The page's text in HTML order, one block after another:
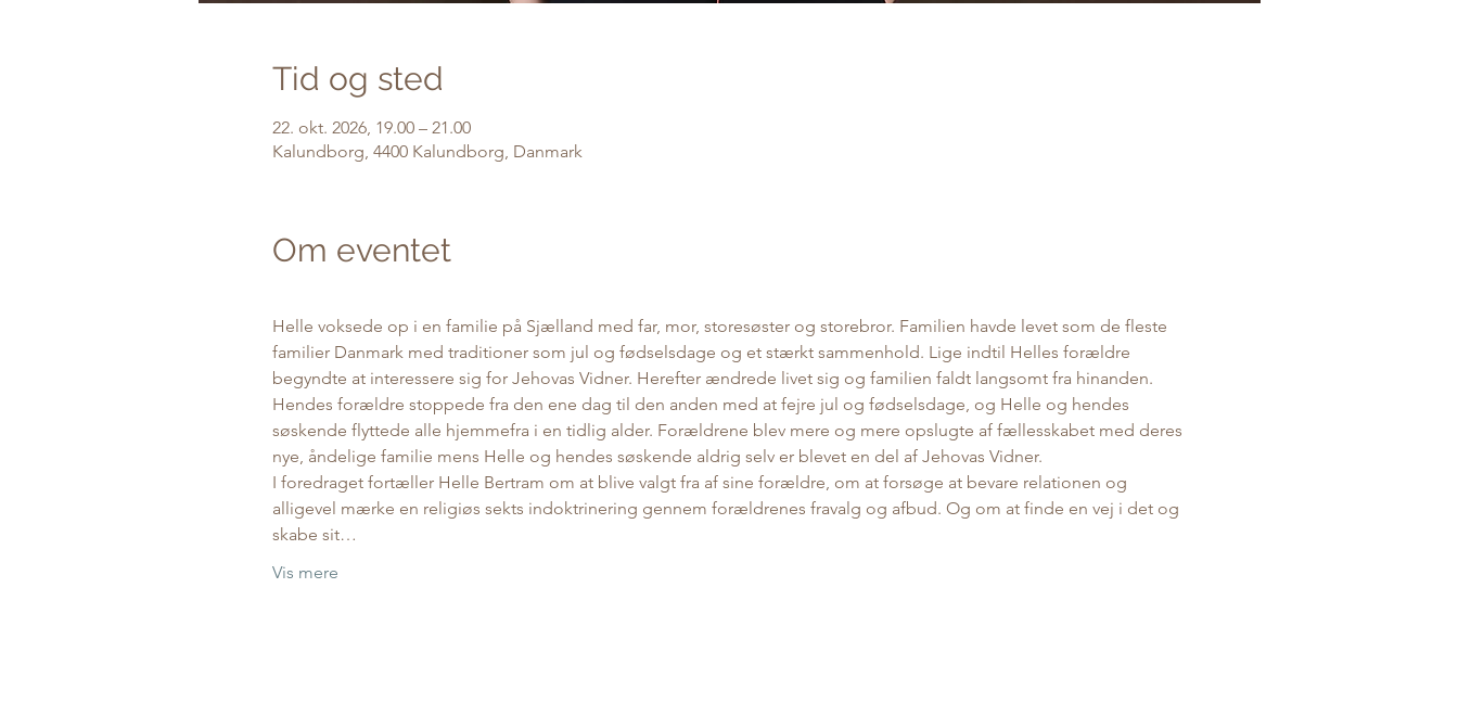
Tid og sted
22. okt. 2026, 19.00 – 21.00
Kalundborg, 4400 Kalundborg, Danmark
Om eventet
Helle voksede op i en familie på Sjælland med far, mor, storesøster og storebror. Familien havde levet som de fleste
familier Danmark med traditioner som jul og fødselsdage og et stærkt sammenhold. Lige indtil Helles forældre
begyndte at interessere sig for Jehovas Vidner. Herefter ændrede livet sig og familien faldt langsomt fra hinanden.
Hendes forældre stoppede fra den ene dag til den anden med at fejre jul og fødselsdage, og Helle og hendes
søskende flyttede alle hjemmefra i en tidlig alder. Forældrene blev mere og mere opslugte af fællesskabet med deres
nye, åndelige familie mens Helle og hendes søskende aldrig selv er blevet en del af Jehovas Vidner.
I foredraget fortæller Helle Bertram om at blive valgt fra af sine forældre, om at forsøge at bevare relationen og
alligevel mærke en religiøs sekts indoktrinering gennem forældrenes fravalg og afbud. Og om at finde en vej i det og
skabe sit…
Vis mere